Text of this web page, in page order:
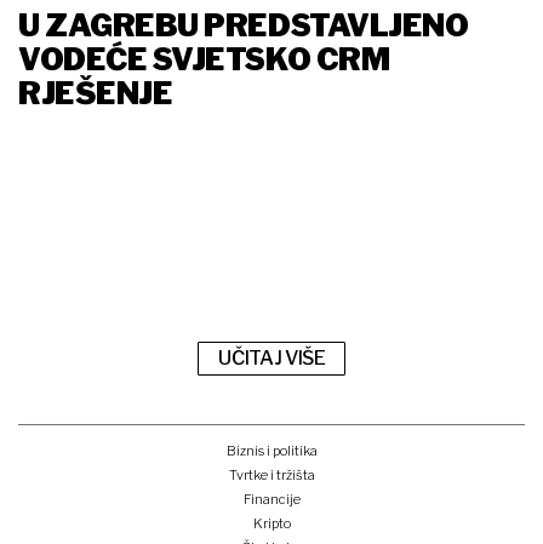
U ZAGREBU PREDSTAVLJENO
VODEĆE SVJETSKO CRM
RJEŠENJE
UČITAJ VIŠE
Biznis i politika
Tvrtke i tržišta
Financije
Kripto